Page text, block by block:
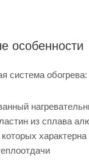
особенности
система
из сплава